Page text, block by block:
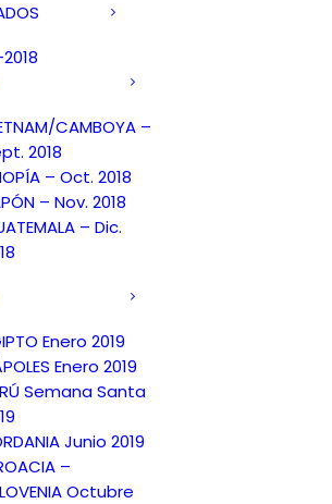
CAMBOYA –
2018
– Oct. 2018
– Nov. 2018
– Dic.
Enero 2019
Enero 2019
Semana Santa
Junio 2019
–
Octubre